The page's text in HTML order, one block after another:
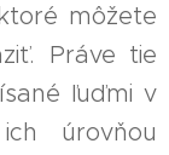
môžete
Práve tie
ľuďmi v
úrovňou